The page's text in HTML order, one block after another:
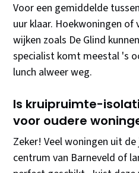
Voor een gemiddelde
uur klaar. Hoekwoningen of
wijken zoals De Glind
specialist komt meestal 's
lunch alweer weg.
Is kruipruimte-
voor oudere
Zeker! Veel woningen uit
centrum van Barneveld of